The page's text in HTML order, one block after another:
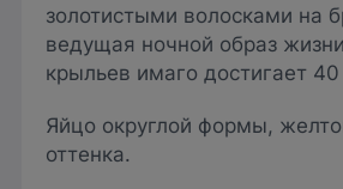
золотистыми волосками на
ведущая ночной образ
крыльев имаго достигает
Яйцо округлой формы,
оттенка.